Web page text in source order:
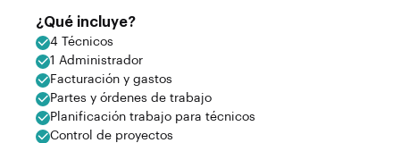
¿Qué incluye?
4 Técnicos
1 Administrador
Facturación y gastos
Partes y órdenes de trabajo
Planificación trabajo para técnicos
Control de proyectos